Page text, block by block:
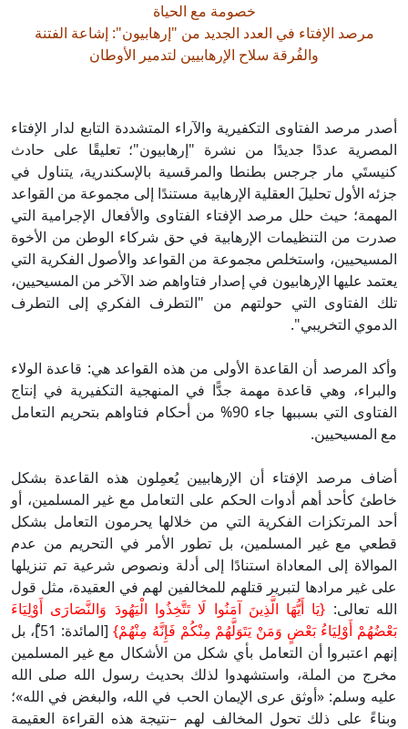
خصومة مع الحياة
مرصد الإفتاء في العدد الجديد من "إرهابيون": إشاعة الفتنة
والفُرقة سلاح الإرهابيين لتدمير الأوطان
أصدر مرصد الفتاوى التكفيرية والآراء المتشددة التابع لدار الإفتاء
المصرية عددًا جديدًا من نشرة "إرهابيون"؛ تعليقًا على حادث
كنيستَي مار جرجس بطنطا والمرقسية بالإسكندرية، يتناول في
جزئه الأول تحليلَ العقلية الإرهابية مستندًا إلى مجموعة من القواعد
المهمة؛ حيث حلل مرصد الإفتاء الفتاوى والأفعال الإجرامية التي
صدرت من التنظيمات الإرهابية في حق شركاء الوطن من الأخوة
المسيحيين، واستخلص مجموعة من القواعد والأصول الفكرية التي
يعتمد عليها الإرهابيون في إصدار فتاواهم ضد الآخر من المسيحيين،
تلك الفتاوى التي حولتهم من "التطرف الفكري إلى التطرف
الدموي التخريبي".
وأكد المرصد أن القاعدة الأولى من هذه القواعد هي: قاعدة الولاء
والبراء، وهي قاعدة مهمة جدًّا في المنهجية التكفيرية في إنتاج
الفتاوى التي بسببها جاء 90% من أحكام فتاواهم بتحريم التعامل
مع المسيحيين.
أضاف مرصد الإفتاء أن الإرهابيين يُعمِلون هذه القاعدة بشكل
خاطئ كأحد أهم أدوات الحكم على التعامل مع غير المسلمين، أو
أحد المرتكزات الفكرية التي من خلالها يحرمون التعامل بشكل
قطعي مع غير المسلمين، بل تطور الأمر في التحريم من عدم
الموالاة إلى المعاداة استنادًا إلى أدلة ونصوص شرعية تم تنزيلها
على غير مرادها لتبرير قتلهم للمخالفين لهم في العقيدة، مثل قول
الله تعالى: {يَا أَيُّهَا الَّذِينَ آمَنُوا لَا تَتَّخِذُوا الْيَهُودَ وَالنَّصَارَى أَوْلِيَاءَ
بَعْضُهُمْ أَوْلِيَاءُ بَعْضٍ وَمَنْ يَتَوَلَّهُمْ مِنْكُمْ فَإِنَّهُ مِنْهُمْ}
[المائدة: 51]ْ، بل
إنهم اعتبروا أن التعامل بأي شكل من الأشكال مع غير المسلمين
مخرج من الملة، واستشهدوا لذلك بحديث رسول الله صلى الله
عليه وسلم: «أوثق عرى الإيمان الحب في الله، والبغض في الله»؛
وبناءً على ذلك تحول المخالف لهم –نتيجة هذه القراءة العقيمة